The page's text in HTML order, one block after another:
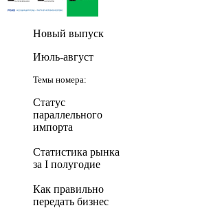
Новый выпуск
Июль-август
Темы номера:
Статус
параллельного
импорта
Статистика рынка
за I полугодие
Как правильно
передать бизнес